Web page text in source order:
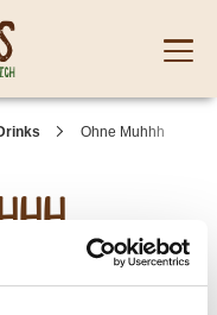
menu
Ohne Muhhh